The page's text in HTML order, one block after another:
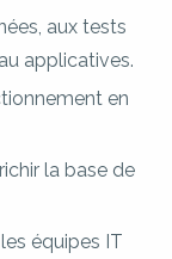
aux tests
applicatives.
en
la base de
équipes IT